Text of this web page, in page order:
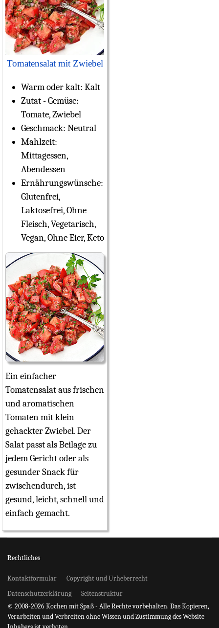
Tomatensalat mit Zwiebel
Warm oder kalt: Kalt
Zutat - Gemüse:
Tomate, Zwiebel
Geschmack: Neutral
Mahlzeit:
Mittagessen,
Abendessen
Ernährungswünsche:
Glutenfrei,
Laktosefrei, Ohne
Fleisch, Vegetarisch,
Vegan, Ohne Eier, Keto
Ein einfacher
Tomatensalat aus frischen
und aromatischen
Tomaten mit klein
gehackter Zwiebel. Der
Salat passt als Beilage zu
jedem Gericht oder als
gesunder Snack für
zwischendurch, ist
gesund, leicht, schnell und
einfach gemacht.
Rechtliches
Kontaktformular
Copyright und Urheberrecht
Datenschutzerklärung
Seitenstruktur
© 2008-2026 Kochen mit Spaß - Alle Rechte vorbehalten. Das Kopieren,
Verarbeiten und Verbreiten ohne Wissen und Zustimmung des Website-